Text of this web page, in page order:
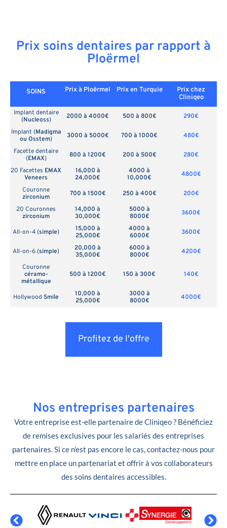
Prix soins dentaires par rapport à
Ploërmel
SOINS Prix à Ploërmel Prix en Turquie
Prix chez
Cliniqeo
Implant dentaire
(Nucleoss) 2000 à 4000€ 500 à 800€
290€
Implant (Madigma
ou Osstem) 3000 à 5000€ 700 à 1000€
480€
Facette dentaire
(EMAX) 800 à 1200€ 200 à 500€
280€
20 Facettes EMAX
Veneers
16,000 à
24,000€
4000 à
10,000€
4800€
Couronne
zirconium
700 à 1500€ 250 à 400€
200€
20 Couronnes
zirconium
14,000 à
30,000€
5000 à
8000€
3600€
All-on-4 (simple)
15,000 à
25,000€
4000 à
6000€
3600€
All-on-6 (simple)
20,000 à
35,000€
6000 à
8000€
4200€
Couronne
céramo-
métallique
500 à 1200€ 150 à 300€ 140€
Hollywood Smile
10,000 à
25,000€
3000 à
8000€
4000€
Profitez de l'offre
Nos entreprises partenaires
Votre entreprise est-elle partenaire de Cliniqeo ? Bénéficiez
de remises exclusives pour les salariés des entreprises
partenaires. Si ce n’est pas encore le cas, contactez-nous pour
mettre en place un partenariat et offrir à vos collaborateurs
des soins dentaires accessibles.